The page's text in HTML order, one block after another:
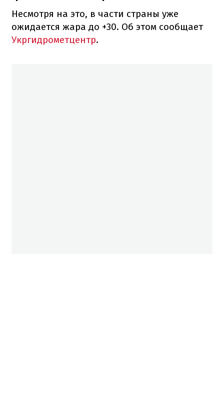
Несмотря на это, в части страны уже
ожидается жара до +30. Об этом сообщает
Укргидрометцентр.